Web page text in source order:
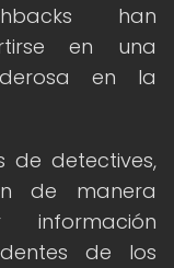
han
en una
en la
de detectives,
de manera
de los